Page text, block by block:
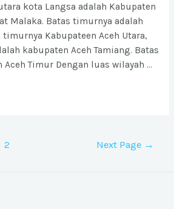
kota Langsa adalah Kabupaten
Malaka. Batas timurnya adalah
Kabupateen Aceh Utara,
kabupaten Aceh Tamiang. Batas
Aceh Timur Dengan luas wilayah …
2 Next Page →